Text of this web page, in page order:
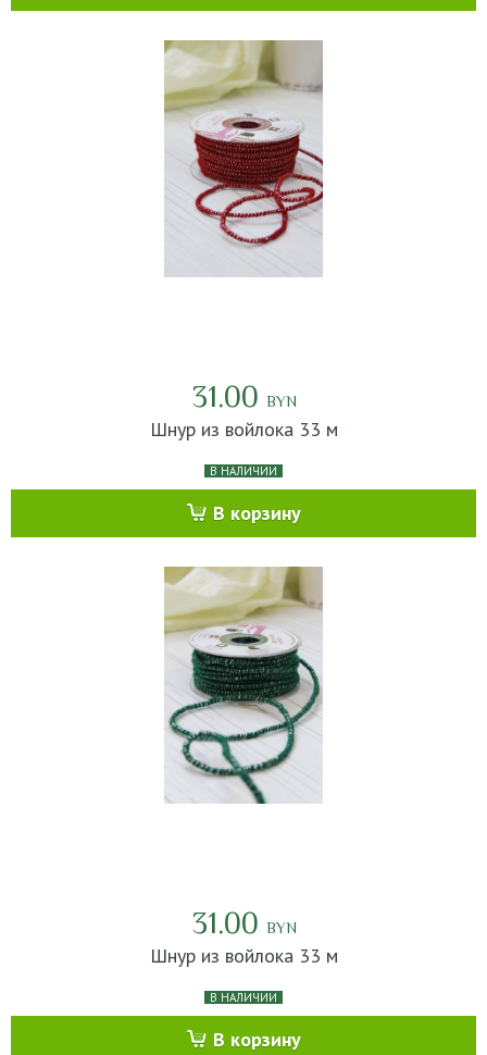
31.00 BYN
Шнур из войлока 33 м
В НАЛИЧИИ
В корзину
31.00 BYN
Шнур из войлока 33 м
В НАЛИЧИИ
В корзину